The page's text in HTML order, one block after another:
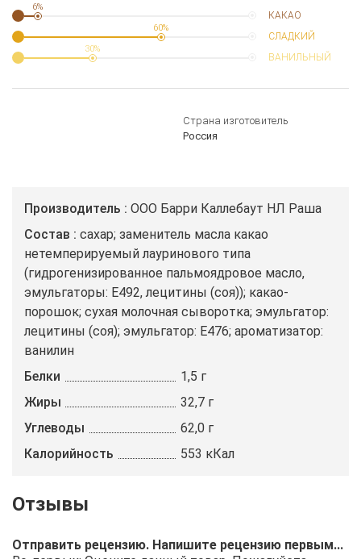
6%
КАКАО
60%
СЛАДКИЙ
30%
ВАНИЛЬНЫЙ
Страна изготовитель
Россия
Производитель
ООО Барри Каллебаут НЛ Раша
Состав
сахар; заменитель масла какао
нетемперируемый лауринового типа
(гидрогенизированное пальмоядровое масло,
эмульгаторы: E492, лецитины (соя)); какао-
порошок; сухая молочная сыворотка; эмульгатор:
лецитины (соя); эмульгатор: E476; ароматизатор:
ванилин
Белки
1,5 г
Жиры
32,7 г
Углеводы
62,0 г
Калорийность
553 кКал
Отправить рецензию. Напишите рецензию первым...